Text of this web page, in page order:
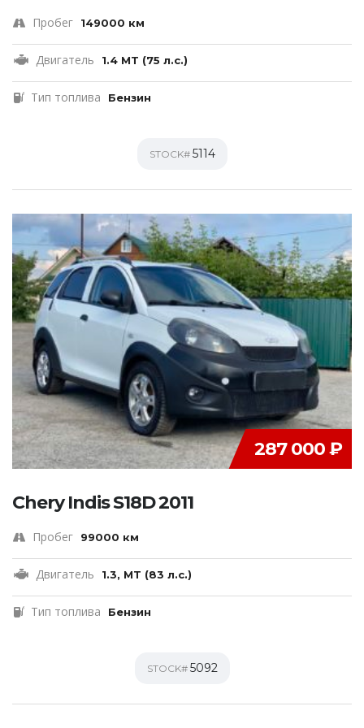
Пробег 149000 км
Двигатель 1.4 MT (75 л.с.)
Тип топлива Бензин
STOCK# 5114
287 000 ₽
Chery Indis S18D 2011
Пробег 99000 км
Двигатель 1.3, MT (83 л.с.)
Тип топлива Бензин
STOCK# 5092